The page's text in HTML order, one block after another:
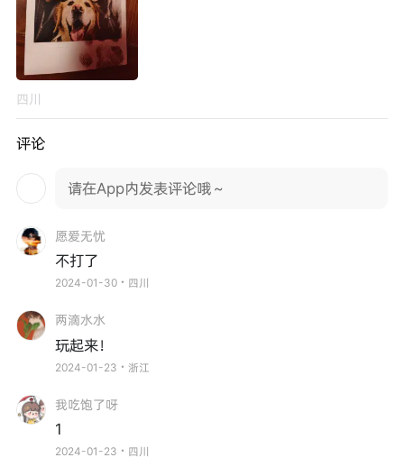
四川
评论
请在App内发表评论哦～
愿爱无忧
不打了
2024-01-30・四川
两滴水水
玩起来！
2024-01-23・浙江
我吃饱了呀
1
2024-01-23・四川